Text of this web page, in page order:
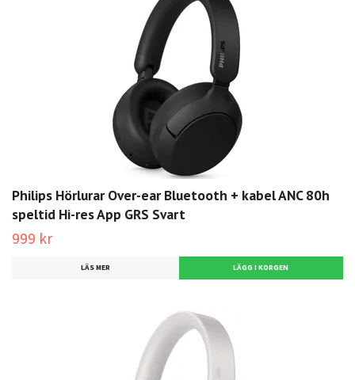
Philips Hörlurar Over-ear Bluetooth + kabel ANC 80h
speltid Hi-res App GRS Svart
999 kr
LÄS MER